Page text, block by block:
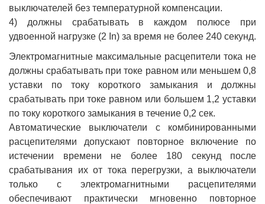
выключателей без температурной компенсации.
4) должны срабатывать в каждом полюсе при
удвоенной нагрузке (2 In) за время не более 240 секунд.
Электромагнитные максимальные расцепители тока не
должны срабатывать при токе равном или меньшем 0,8
уставки по току короткого замыкания и должны
срабатывать при токе равном или большем 1,2 уставки
по току короткого замыкания в течение 0,2 сек.
Автоматические выключатели с комбинированными
расцепителями допускают повторное включение по
истечении времени не более 180 секунд после
срабатывания их от тока перегрузки, а выключатели
только с электромагнитными расцепителями
обеспечивают практически мгновенно повторное